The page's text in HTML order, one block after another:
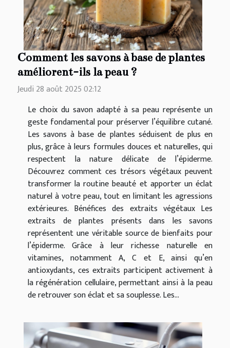
Comment les savons à base de plantes
améliorent-ils la peau ?
Jeudi 28 août 2025 02:12
Le choix du savon adapté à sa peau représente un
geste fondamental pour préserver l’équilibre cutané.
Les savons à base de plantes séduisent de plus en
plus, grâce à leurs formules douces et naturelles, qui
respectent la nature délicate de l’épiderme.
Découvrez comment ces trésors végétaux peuvent
transformer la routine beauté et apporter un éclat
naturel à votre peau, tout en limitant les agressions
extérieures. Bénéfices des extraits végétaux Les
extraits de plantes présents dans les savons
représentent une véritable source de bienfaits pour
l’épiderme. Grâce à leur richesse naturelle en
vitamines, notamment A, C et E, ainsi qu’en
antioxydants, ces extraits participent activement à
la régénération cellulaire, permettant ainsi à la peau
de retrouver son éclat et sa souplesse. Les...